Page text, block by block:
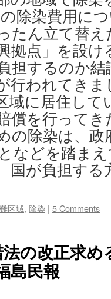
除染費用に
たん立て替
拠点」を設
担するのか
行われてき
域に居住して
償を行って
の除染は、
などを踏ま
国が負担す
区域, 除染 | 5 Comments
法の改正求
島民報